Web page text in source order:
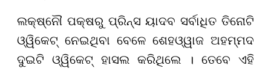
ଲକ୍ଷ୍ନୌ ପକ୍ଷରୁ ପ୍ରିନ୍ସ ୟାଦବ ସର୍ବାଧିତ ତିନୋଟି
ଓ୍ୱିକେଟ୍ ନେଇଥିବା ବେଳେ ଶେହଓ୍ୱାଜ ଅହମ୍ମଦ
ଦୁଇଟି ଓ୍ୱିକେଟ୍ ହାସଲ କରିଥିଲେ । ତେବେ ଏହି